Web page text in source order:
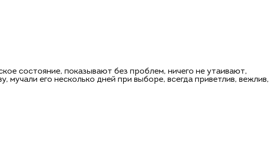
состояние, показывают без проблем, ничего не утаивают,
его несколько дней при выборе, всегда приветлив, вежлив,